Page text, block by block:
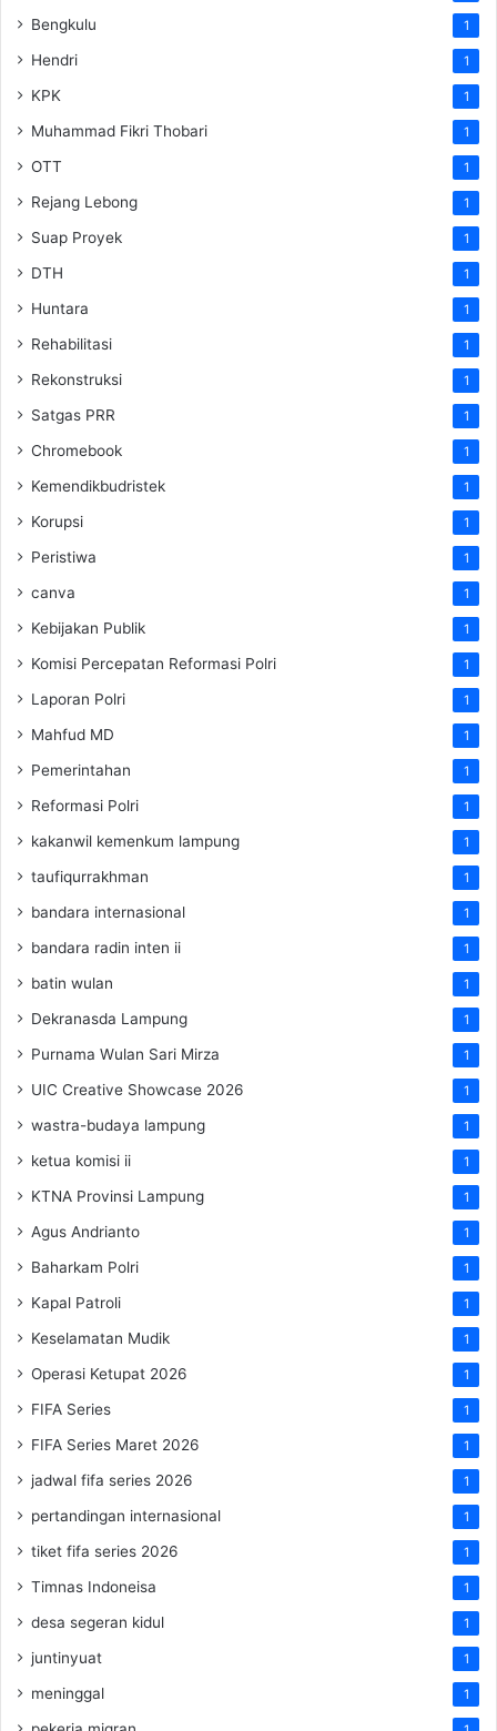
Bengkulu 1
Hendri 1
KPK 1
Muhammad Fikri Thobari 1
OTT 1
Rejang Lebong 1
Suap Proyek 1
DTH 1
Huntara 1
Rehabilitasi 1
Rekonstruksi 1
Satgas PRR 1
Chromebook 1
Kemendikbudristek 1
Korupsi 1
Peristiwa 1
canva 1
Kebijakan Publik 1
Komisi Percepatan Reformasi Polri 1
Laporan Polri 1
Mahfud MD 1
Pemerintahan 1
Reformasi Polri 1
kakanwil kemenkum lampung 1
taufiqurrakhman 1
bandara internasional 1
bandara radin inten ii 1
batin wulan 1
Dekranasda Lampung 1
Purnama Wulan Sari Mirza 1
UIC Creative Showcase 2026 1
wastra-budaya lampung 1
ketua komisi ii 1
KTNA Provinsi Lampung 1
Agus Andrianto 1
Baharkam Polri 1
Kapal Patroli 1
Keselamatan Mudik 1
Operasi Ketupat 2026 1
FIFA Series 1
FIFA Series Maret 2026 1
jadwal fifa series 2026 1
pertandingan internasional 1
tiket fifa series 2026 1
Timnas Indoneisa 1
desa segeran kidul 1
juntinyuat 1
meninggal 1